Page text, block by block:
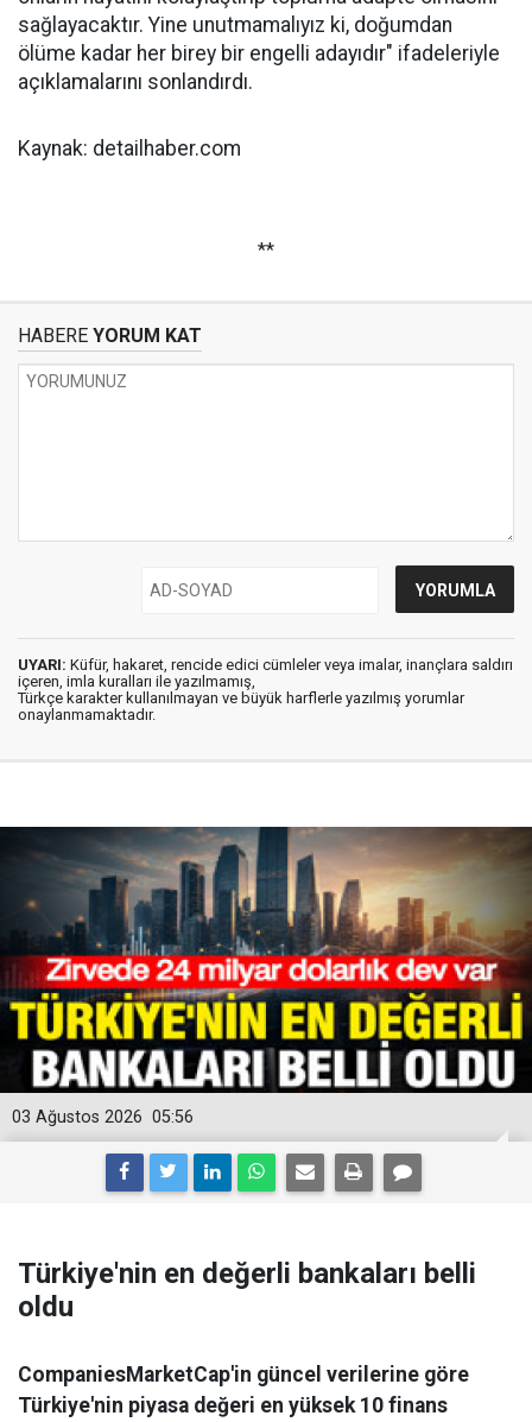
sağlayacaktır. Yine unutmamalıyız ki, doğumdan
ölüme kadar her birey bir engelli adayıdır" ifadeleriyle
açıklamalarını sonlandırdı.
Kaynak: detailhaber.com
**
HABERE YORUM KAT
UYARI: Küfür, hakaret, rencide edici cümleler veya imalar, inançlara saldırı
içeren, imla kuralları ile yazılmamış,
Türkçe karakter kullanılmayan ve büyük harflerle yazılmış yorumlar
onaylanmamaktadır.
05:56
03 Ağustos 2026
Türkiye'nin en değerli bankaları belli
oldu
CompaniesMarketCap'in güncel verilerine göre
Türkiye'nin piyasa değeri en yüksek 10 finans